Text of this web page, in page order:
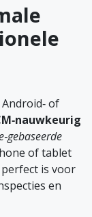
of
of tablet
is voor
en